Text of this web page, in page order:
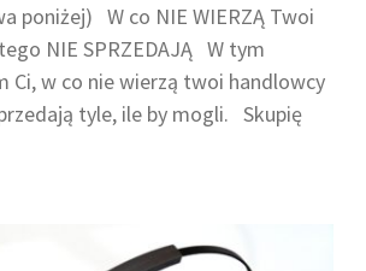
poniżej) W co NIE WIERZĄ Twoi
NIE SPRZEDAJĄ W tym
Ci, w co nie wierzą twoi handlowcy
tyle, ile by mogli. Skupię